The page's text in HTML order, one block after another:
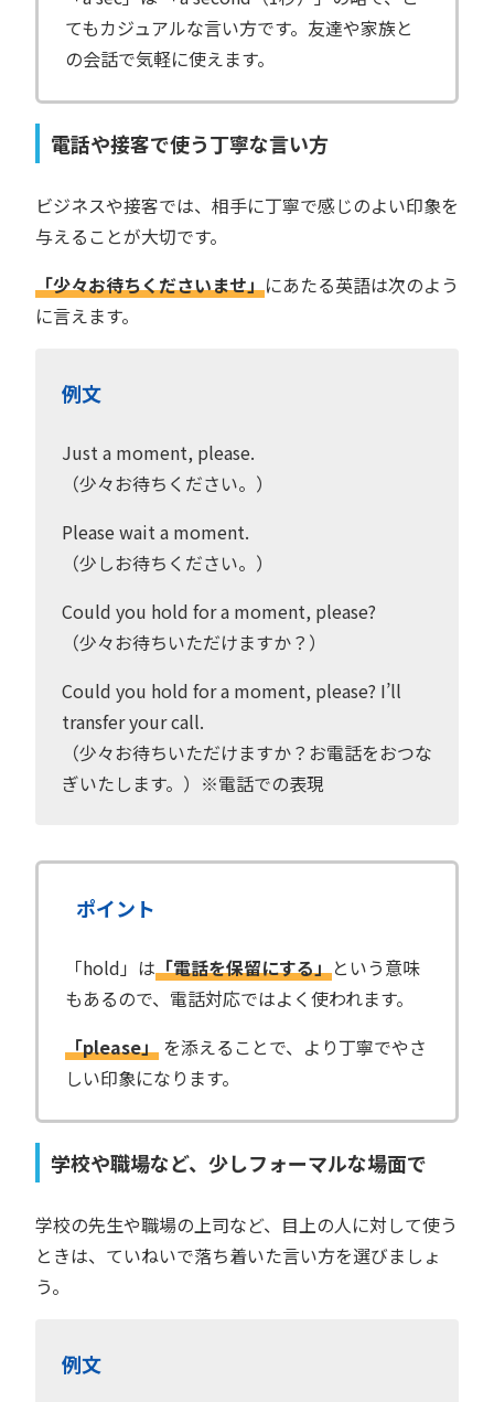
てもカジュアルな言い方です。友達や家族と
の会話で気軽に使えます。
電話や接客で使う丁寧な言い方
ビジネスや接客では、相手に丁寧で感じのよい印象を
与えることが大切です。
「少々お待ちくださいませ」にあたる英語は次のよう
に言えます。
例文
Just a moment, please.
（少々お待ちください。）
Please wait a moment.
（少しお待ちください。）
Could you hold for a moment, please?
（少々お待ちいただけますか？）
Could you hold for a moment, please? I’ll
transfer your call.
（少々お待ちいただけますか？お電話をおつな
ぎいたします。）※電話での表現
ポイント
「hold」は「電話を保留にする」という意味
もあるので、電話対応ではよく使われます。
「please」 を添えることで、より丁寧でやさ
しい印象になります。
学校や職場など、少しフォーマルな場面で
学校の先生や職場の上司など、目上の人に対して使う
ときは、ていねいで落ち着いた言い方を選びましょ
う。
例文